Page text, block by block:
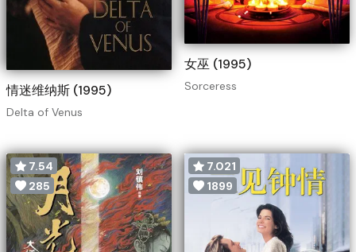
情迷维纳斯 (1995)
Delta of Venus
女巫 (1995)
Sorceress
7.54
285
7.021
1899